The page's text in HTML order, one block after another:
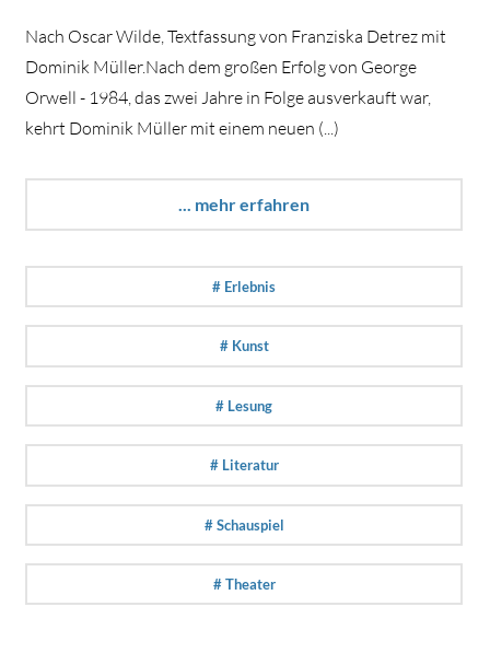
Nach Oscar Wilde, Textfassung von Franziska Detrez mit
Dominik Müller.Nach dem großen Erfolg von George
Orwell - 1984, das zwei Jahre in Folge ausverkauft war,
kehrt Dominik Müller mit einem neuen (...)
... mehr erfahren
# Erlebnis
# Kunst
# Lesung
# Literatur
# Schauspiel
# Theater